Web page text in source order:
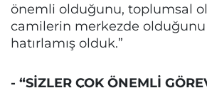
önemli olduğunu, toplumsal
camilerin merkezde olduğunu
hatırlamış olduk.”
- “SİZLER ÇOK ÖNEMLİ